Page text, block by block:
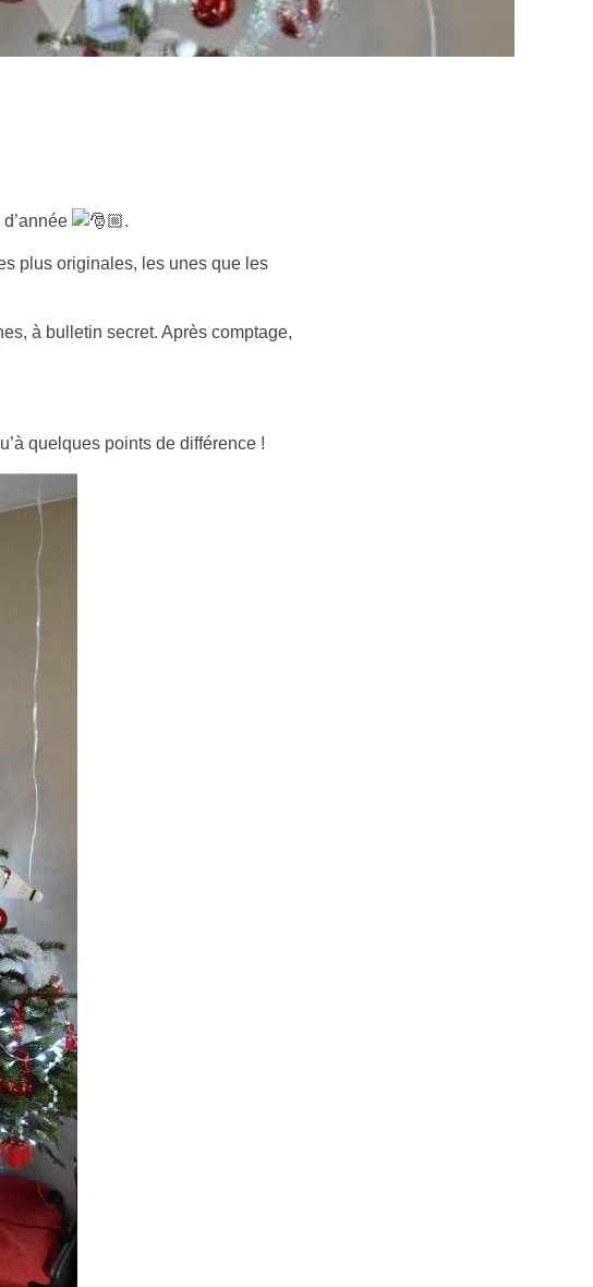
.
plus originales, les unes que les
à bulletin secret. Après comptage,
quelques points de différence !